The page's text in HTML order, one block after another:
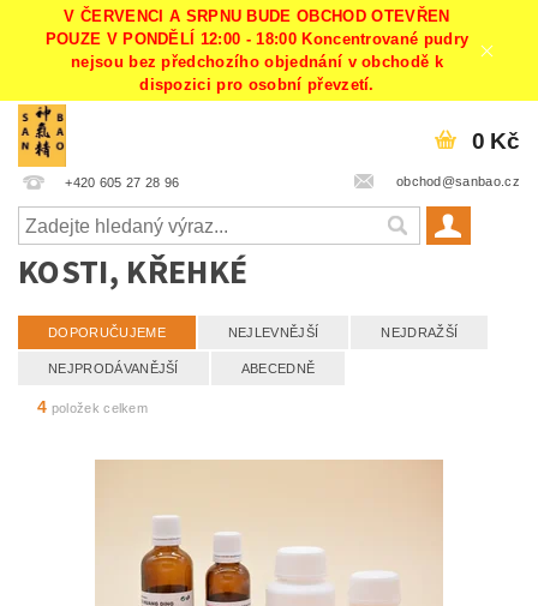
V ČERVENCI A SRPNU BUDE OBCHOD OTEVŘEN
POUZE V PONDĚLÍ 12:00 - 18:00 Koncentrované pudry
nejsou bez předchozího objednání v obchodě k
dispozici pro osobní převzetí.
+420 605 27 28 96 obchod@sanbao.cz
0 Kč
KOSTI, KŘEHKÉ
DOPORUČUJEME NEJLEVNĚJŠÍ NEJDRAŽŠÍ
NEJPRODÁVANĚJŠÍ ABECEDNĚ
4 položek celkem